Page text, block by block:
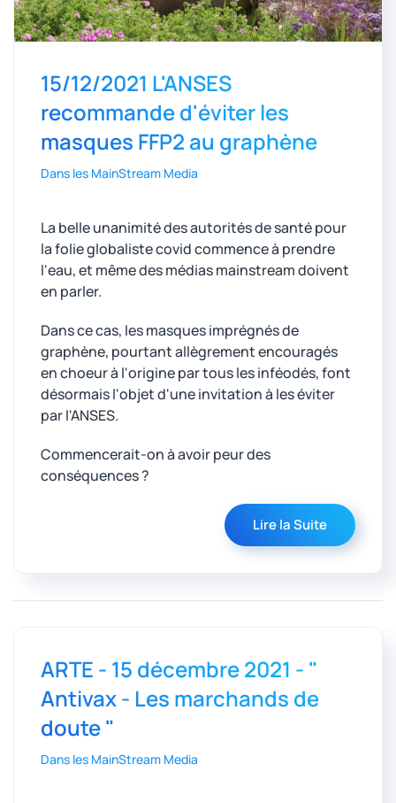
15/12/2021 L'ANSES
recommande d'éviter les
masques FFP2 au graphène
Dans les MainStream Media
La belle unanimité des autorités de santé pour
la folie globaliste covid commence à prendre
l'eau, et même des médias mainstream doivent
en parler.
Dans ce cas, les masques imprégnés de
graphène, pourtant allègrement encouragés
en choeur à l'origine par tous les inféodés, font
désormais l'objet d'une invitation à les éviter
par l'ANSES.
Commencerait-on à avoir peur des
conséquences ?
Lire la Suite
ARTE - 15 décembre 2021 - "
Antivax - Les marchands de
doute "
Dans les MainStream Media